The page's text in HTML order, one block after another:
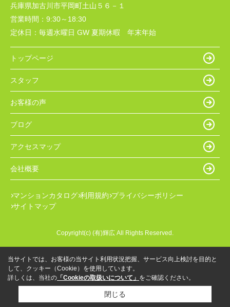
兵庫県加古川市平岡町土山５６－１
営業時間： 9:30～18:30
定休日： 毎週水曜日 GW 夏期休暇 年末年始
トップページ
スタッフ
お客様の声
ブログ
アクセスマップ
会社概要
マンションカタログ 利用規約 プライバシーポリシー
サイトマップ
Copyright(c) (有)輝広 All Rights Reserved.
当サイトでは、お客様の当サイト利用状況把握、サービス向上検討を目的と
して、クッキー（Cookie）を使用しています。
詳しくは、当社の 「Cookieの取扱いについて」 をご確認ください。
閉じる